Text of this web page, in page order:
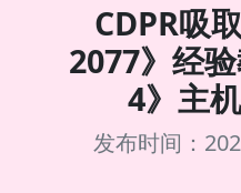
CDPR吸
2077》经
4》主
发布时间：